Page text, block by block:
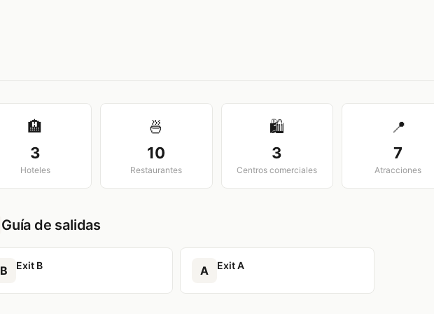
🏨
3
Hoteles
🍜
10
Restaurantes
🛍️
3
Centros comerciales
📍
7
Atracciones
Guía de salidas
B Exit B A Exit A